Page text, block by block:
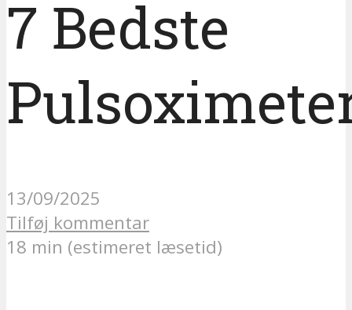
7 Bedste
13/09/2025
Tilføj kommentar
18 min (estimeret læsetid)